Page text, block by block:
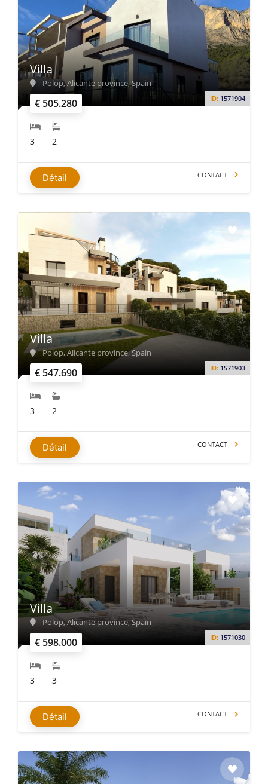
€ 505.280 ID: 1571904
Villa
Polop, Alicante province, Spain
3 2
Détail CONTACT
€ 547.690 ID: 1571903
Villa
Polop, Alicante province, Spain
3 2
Détail CONTACT
€ 598.000 ID: 1571030
Villa
Polop, Alicante province, Spain
3 3
Détail CONTACT